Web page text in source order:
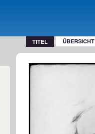
TITEL ÜBERSICHT